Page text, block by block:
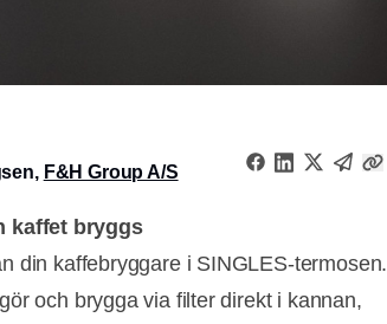
F&H Group A/S
kaffet bryggs
din kaffebryggare i SINGLES-termosen.
och brygga via filter direkt i kannan,